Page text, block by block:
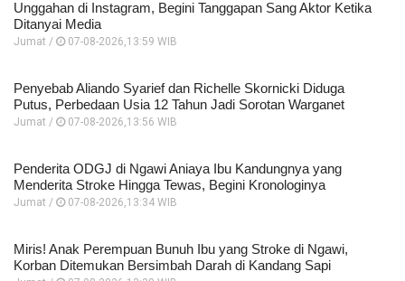
Unggahan di Instagram, Begini Tanggapan Sang Aktor Ketika
Ditanyai Media
Jumat / 07-08-2026,13:59 WIB
Penyebab Aliando Syarief dan Richelle Skornicki Diduga
Putus, Perbedaan Usia 12 Tahun Jadi Sorotan Warganet
Jumat / 07-08-2026,13:56 WIB
Penderita ODGJ di Ngawi Aniaya Ibu Kandungnya yang
Menderita Stroke Hingga Tewas, Begini Kronologinya
Jumat / 07-08-2026,13:34 WIB
Miris! Anak Perempuan Bunuh Ibu yang Stroke di Ngawi,
Korban Ditemukan Bersimbah Darah di Kandang Sapi